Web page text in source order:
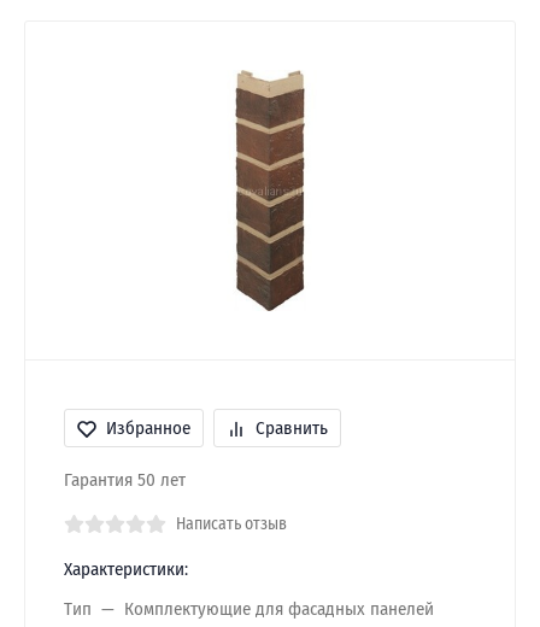
Избранное Сравнить
Гарантия 50 лет
Написать отзыв
Характеристики:
Тип
Комплектующие для фасадных панелей